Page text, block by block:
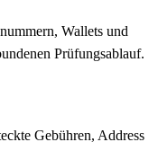
Wallets und
Prüfungsablauf.
Gebühren, Address